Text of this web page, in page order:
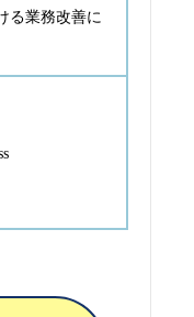
る業務改善に